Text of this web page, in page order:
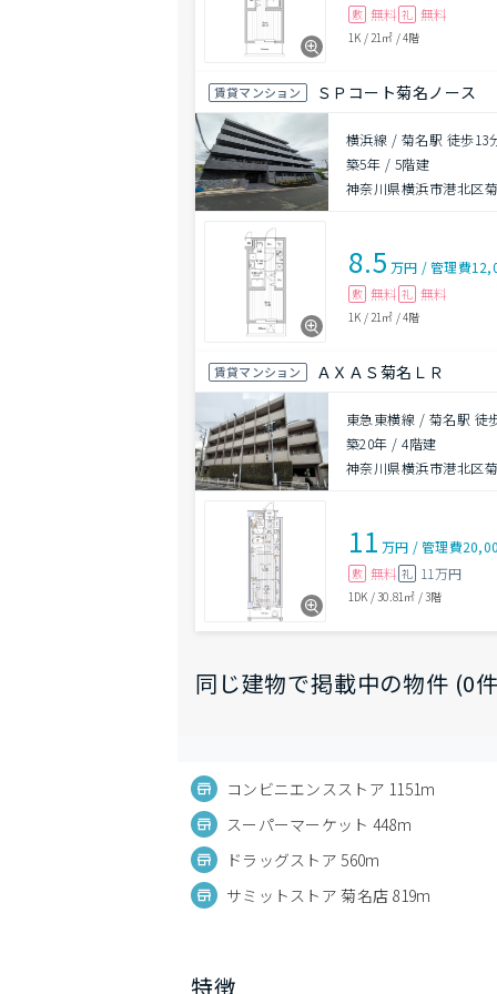
敷 無料 礼 無料
1K / 21㎡ /4階
賃貸マンション ＳＰコート菊名ノース
横浜線 / 菊名駅 徒歩13
築5年 / 5階建
神奈川県横浜市港北区
8.5 万円 /管理費
敷 無料 礼 無料
1K / 21㎡ /4階
賃貸マンション ＡＸＡＳ菊名ＬＲ
東急東横線 / 菊名駅 徒
築20年 /4階建
神奈川県横浜市港北区
11 万円 /管理費
敷 無料 礼 11万円
1DK /30.81㎡ /3階
同じ建物で掲載中の物件 (0
コンビニエンスストア 1151m
スーパーマーケット 448m
ドラッグストア 560m
サミットストア 菊名店 819m
特徴